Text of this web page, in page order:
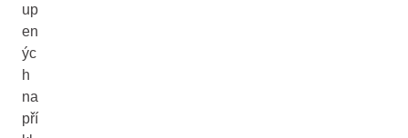
up
en
ýc
h
na
pří